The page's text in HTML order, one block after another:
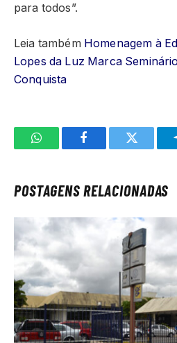
para todos”.
Leia também Homenagem à
Lopes da Luz Marca
Conquista
WhatsAppFacebookTwitter
POSTAGENS RELACIONADAS